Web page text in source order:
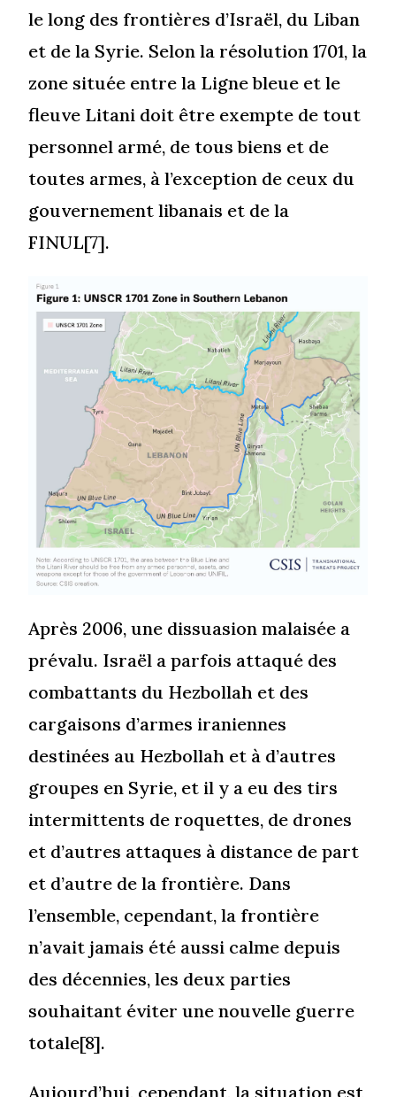
le long des frontières d’Israël, du Liban
et de la Syrie. Selon la résolution 1701, la
zone située entre la Ligne bleue et le
fleuve Litani doit être exempte de tout
personnel armé, de tous biens et de
toutes armes, à l’exception de ceux du
gouvernement libanais et de la
FINUL[7].
Après 2006, une dissuasion malaisée a
prévalu. Israël a parfois attaqué des
combattants du Hezbollah et des
cargaisons d’armes iraniennes
destinées au Hezbollah et à d’autres
groupes en Syrie, et il y a eu des tirs
intermittents de roquettes, de drones
et d’autres attaques à distance de part
et d’autre de la frontière. Dans
l’ensemble, cependant, la frontière
n’avait jamais été aussi calme depuis
des décennies, les deux parties
souhaitant éviter une nouvelle guerre
totale[8].
Aujourd’hui, cependant, la situation est